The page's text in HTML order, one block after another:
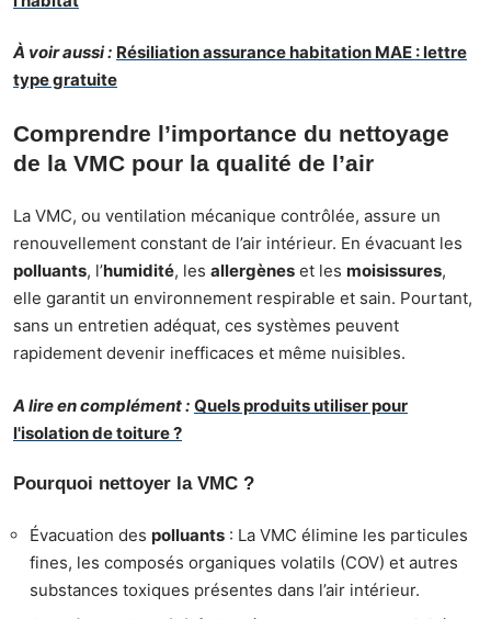
À voir aussi : Résiliation assurance habitation MAE : lettre
type gratuite
Comprendre l’importance du nettoyage
de la VMC pour la qualité de l’air
La VMC, ou ventilation mécanique contrôlée, assure un
renouvellement constant de l’air intérieur. En évacuant les
polluants, l’humidité, les allergènes et les moisissures,
elle garantit un environnement respirable et sain. Pourtant,
sans un entretien adéquat, ces systèmes peuvent
rapidement devenir inefficaces et même nuisibles.
A lire en complément : Quels produits utiliser pour
l'isolation de toiture ?
Pourquoi nettoyer la VMC ?
Évacuation des polluants : La VMC élimine les particules
fines, les composés organiques volatils (COV) et autres
substances toxiques présentes dans l’air intérieur.